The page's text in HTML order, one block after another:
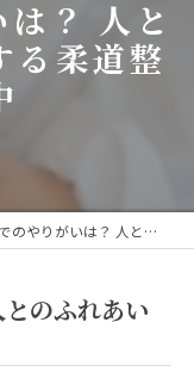
？ 人と
る柔道整
いは？ 人とのふれあいで成長する接骨師募集中
のふれあい